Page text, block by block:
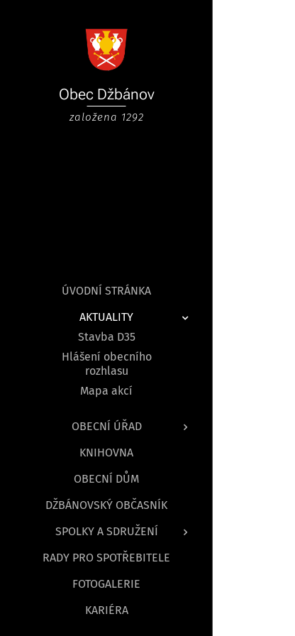
Obec Džbánov
založena 1292
ÚVODNÍ STRÁNKA
AKTUALITY
Stavba D35
Hlášení obecního
rozhlasu
Mapa akcí
OBECNÍ ÚŘAD
KNIHOVNA
OBECNÍ DŮM
DŽBÁNOVSKÝ OBČASNÍK
SPOLKY A SDRUŽENÍ
RADY PRO SPOTŘEBITELE
FOTOGALERIE
KARIÉRA